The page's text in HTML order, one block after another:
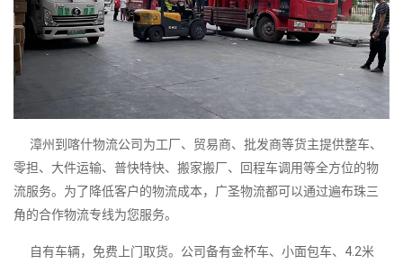
漳州到喀什物流公司为工厂、贸易商、批发商等货主提供整车、
零担、大件运输、普快特快、搬家搬厂、回程车调用等全方位的物
流服务。为了降低客户的物流成本，广圣物流都可以通过遍布珠三
角的合作物流专线为您服务。
自有车辆，免费上门取货。公司备有金杯车、小面包车、4.2米